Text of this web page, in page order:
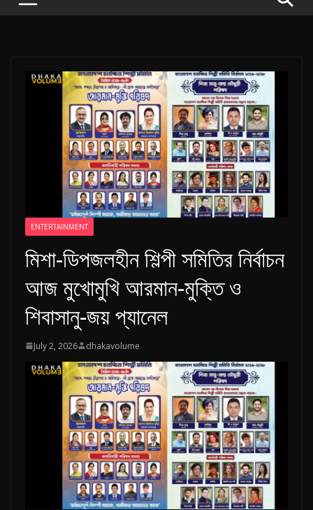
s
e
o
f
D
i
g
i
t
l
B
a
n
g
l
a
d
e
s
h
ENTERTAINMENT
মিশা-ডিপজলহীন শিল্পী সমিতির নির্বাচন
আজ মুখোমুখি আরমান-মুক্তি ও
শিবাসানু-জয় প্যানেল
July 2, 2026 dhakavolume